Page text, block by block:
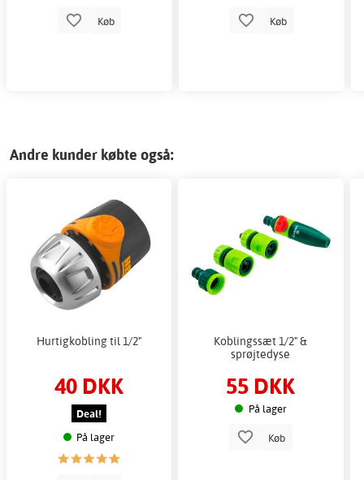
Køb Køb
Andre kunder købte også:
Hurtigkobling til 1/2"
40 DKK
Deal!
På lager
Koblingssæt 1/2" &
sprøjtedyse
55 DKK
På lager
Køb